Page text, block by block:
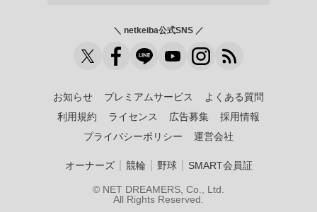
＼ netkeiba公式SNS ／
お知らせ プレミアムサービス
よくある質問
利用規約
ライセンス 広告募集
採用情報
プライバシーポリシー
運営会社
オーナーズ｜ 競輪 野球｜ SMART会員証
© NET DREAMERS, Co., Ltd.
All Rights Reserved.